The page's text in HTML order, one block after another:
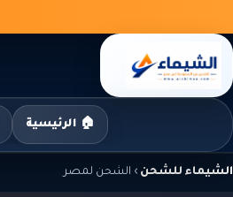
المحتوى
🏠 الرئيسية
الشيماء للشحن › الشحن لمصر